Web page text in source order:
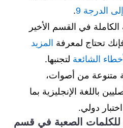
.
في القسم الأخير
تحتاج لمعرفة المزيد
الشائعة لتجنبها.
متنوعة من أصوات،
باللغة الإنجليزية بما
دولي.
للكلمات الصعبة في قسم